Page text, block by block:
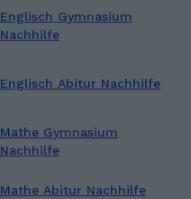
Englisch Gymnasium
Nachhilfe
Englisch Abitur Nachhilfe
Mathe Gymnasium
Nachhilfe
Mathe Abitur Nachhilfe